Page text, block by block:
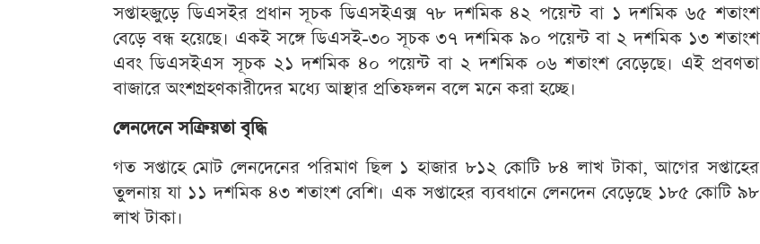
সপ্তাহজুড়ে ডিএসইর প্রধান সূচক ডিএসইএক্স ৭৮ দশমিক ৪২ পয়েন্ট বা ১ দশমিক ৬৫ শতাংশ
বেড়ে বন্ধ হয়েছে। একই সঙ্গে ডিএসই-৩০ সূচক ৩৭ দশমিক ৯০ পয়েন্ট বা ২ দশমিক ১৩ শতাংশ
এবং ডিএসইএস সূচক ২১ দশমিক ৪০ পয়েন্ট বা ২ দশমিক ০৬ শতাংশ বেড়েছে। এই প্রবণতা
বাজারে অংশগ্রহণকারীদের মধ্যে আস্থার প্রতিফলন বলে মনে করা হচ্ছে।
লেনদেনে সক্রিয়তা বৃদ্ধি
গত সপ্তাহে মোট লেনদেনের পরিমাণ ছিল ১ হাজার ৮১২ কোটি ৮৪ লাখ টাকা, আগের সপ্তাহের
তুলনায় যা ১১ দশমিক ৪৩ শতাংশ বেশি। এক সপ্তাহের ব্যবধানে লেনদেন বেড়েছে ১৮৫ কোটি ৯৮
লাখ টাকা।